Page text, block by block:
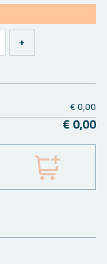
€ 0,00
€ 0,00